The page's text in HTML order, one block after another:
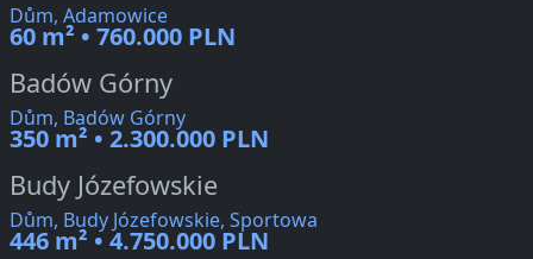
Dům, Adamowice
60 m² • 760.000 PLN
Badów Górny
Dům, Badów Górny
350 m² • 2.300.000 PLN
Budy Józefowskie
Dům, Budy Józefowskie, Sportowa
446 m² • 4.750.000 PLN